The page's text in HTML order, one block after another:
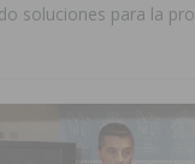
soluciones para la